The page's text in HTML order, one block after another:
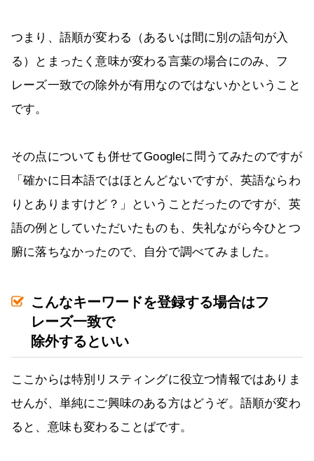
つまり、語順が変わる（あるいは間に別の語句が入
る）とまったく意味が変わる言葉の場合にのみ、フ
レーズ一致での除外が有用なのではないかということ
です。
その点についても併せてGoogleに問うてみたのですが
「確かに日本語ではほとんどないですが、英語ならわ
りとありますけど？」ということだったのですが、英
語の例としていただいたものも、失礼ながら今ひとつ
腑に落ちなかったので、自分で調べてみました。
こんなキーワードを登録する場合はフ
レーズ一致で
除外するといい
ここからは特別リスティングに役立つ情報ではありま
せんが、単純にご興味のある方はどうぞ。語順が変わ
ると、意味も変わることばです。